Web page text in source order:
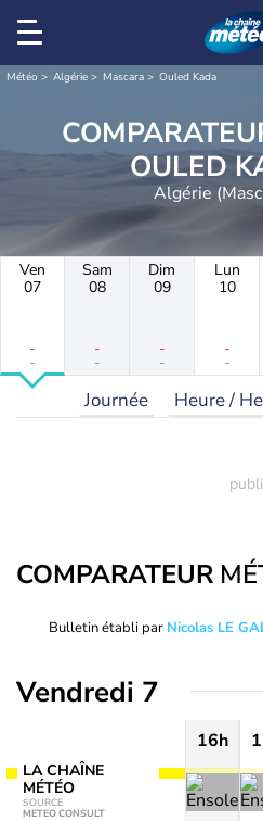
Météo Algérie Mascara Ouled Kada
OULED
Algérie
Ven
07
-
-
Sam
08
-
-
Dim
09
-
-
Lun
10
-
-
Journée Heure /
COMPARATEUR
Bulletin établi par Nicolas LE
Vendredi 7
LA CHAÎNE
MÉTÉO
SOURCE
METEO CONSULT
16h